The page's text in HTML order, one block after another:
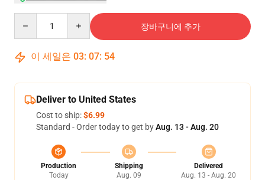
장바구니에 추가
이 세일은 03: 07: 54
Deliver to United States
Cost to ship:$6.99
Standard - Order today to get byAug. 13 - Aug. 20
Production
Today
Shipping
Aug. 09
Delivered
Aug. 13 - Aug. 20